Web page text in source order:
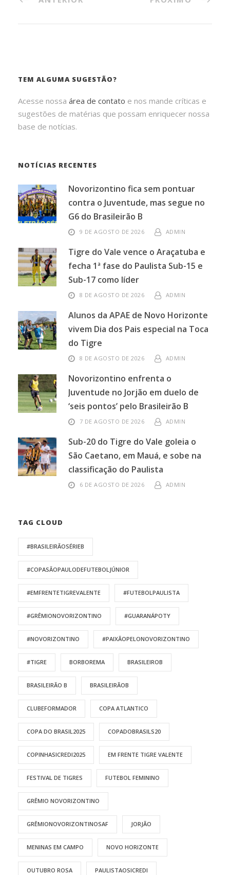
TEM ALGUMA SUGESTÃO?
Acesse nossa área de contato e nos mande críticas e
sugestões de matérias que possam enriquecer nossa
base de notícias.
NOTÍCIAS RECENTES
Novorizontino fica sem pontuar
contra o Juventude, mas segue no
G6 do Brasileirão B
9 DE AGOSTO DE 2026 ADMIN
Tigre do Vale vence o Araçatuba e
fecha 1ª fase do Paulista Sub-15 e
Sub-17 como líder
8 DE AGOSTO DE 2026 ADMIN
Alunos da APAE de Novo Horizonte
vivem Dia dos Pais especial na Toca
do Tigre
8 DE AGOSTO DE 2026 ADMIN
Novorizontino enfrenta o
Juventude no Jorjão em duelo de
‘seis pontos’ pelo Brasileirão B
7 DE AGOSTO DE 2026 ADMIN
Sub-20 do Tigre do Vale goleia o
São Caetano, em Mauá, e sobe na
classificação do Paulista
6 DE AGOSTO DE 2026 ADMIN
TAG CLOUD
#BRASILEIRÃOSÉRIEB
#COPASÃOPAULODEFUTEBOLJÚNIOR
#EMFRENTETIGREVALENTE #FUTEBOLPAULISTA
#GRÊMIONOVORIZONTINO #GUARANÁPOTY
#NOVORIZONTINO #PAIXÃOPELONOVORIZONTINO
#TIGRE BORBOREMA BRASILEIROB
BRASILEIRÃO B BRASILEIRÃOB
CLUBEFORMADOR COPA ATLANTICO
COPA DO BRASIL2025 COPADOBRASILS20
COPINHASICREDI2025 EM FRENTE TIGRE VALENTE
FESTIVAL DE TIGRES FUTEBOL FEMININO
GRÊMIO NOVORIZONTINO
GRÊMIONOVORIZONTINOSAF JORJÃO
MENINAS EM CAMPO NOVO HORIZONTE
OUTUBRO ROSA PAULISTAOSICREDI